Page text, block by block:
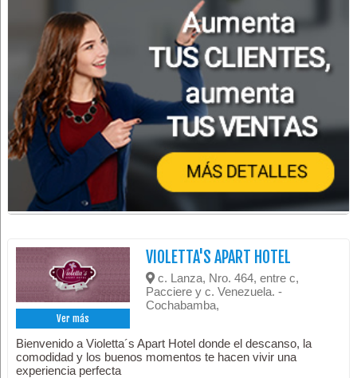
Ver más
VIOLETTA'S APART HOTEL
c. Lanza, Nro. 464, entre c,
Pacciere y c. Venezuela. -
Cochabamba,
Bienvenido a Violetta´s Apart Hotel donde el descanso, la
comodidad y los buenos momentos te hacen vivir una
experiencia perfecta